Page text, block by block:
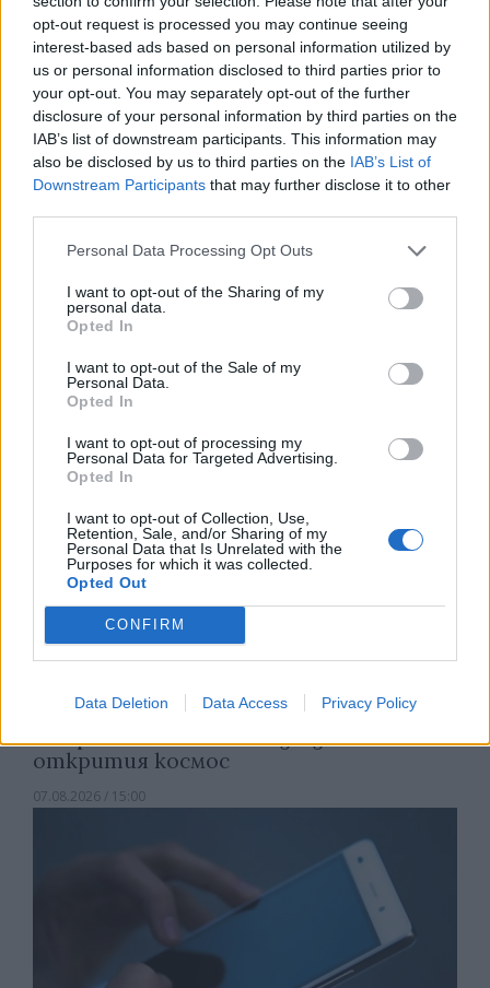
opt-out request is processed you may continue seeing
interest-based ads based on personal information utilized by
us or personal information disclosed to third parties prior to
your opt-out. You may separately opt-out of the further
disclosure of your personal information by third parties on the
IAB’s list of downstream participants. This information may
also be disclosed by us to third parties on the IAB’s List of
Downstream Participants that may further disclose it to other
Personal Data Processing Opt Outs
I want to opt-out of the Sharing of my
personal data.
Opted In
I want to opt-out of the Sale of my
Personal Data.
Opted In
I want to opt-out of processing my
Personal Data for Targeted Advertising.
Opted In
I want to opt-out of Collection, Use,
Retention, Sale, and/or Sharing of my
Personal Data that Is Unrelated with the
Purposes for which it was collected.
Opted Out
CONFIRM
Data Deletion Data Access Privacy Policy
Изкуствен интелект за първи път
създаде нови жизнеспособни вируси
07.08.2026 / 15:30
Астронавти на NASA излязоха в
открития космос
07.08.2026 / 15:00